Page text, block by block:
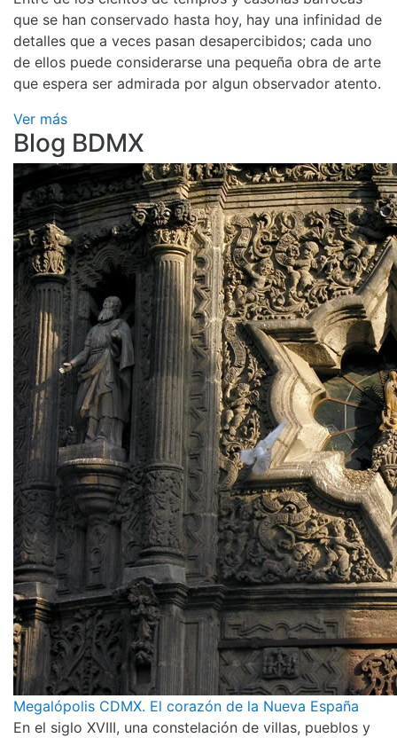
que se han conservado hasta hoy, hay una infinidad de
detalles que a veces pasan desapercibidos; cada uno
de ellos puede considerarse una pequeña obra de arte
que espera ser admirada por algun observador atento.
Ver más
Blog BDMX
Megalópolis CDMX. El corazón de la Nueva España
En el siglo XVIII, una constelación de villas, pueblos y